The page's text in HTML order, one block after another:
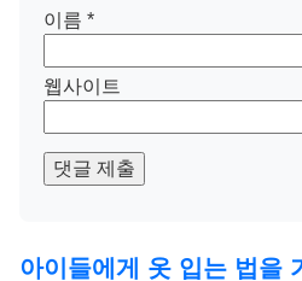
이름 *
웹사이트
댓글 제출
아이들에게 옷 입는 법을